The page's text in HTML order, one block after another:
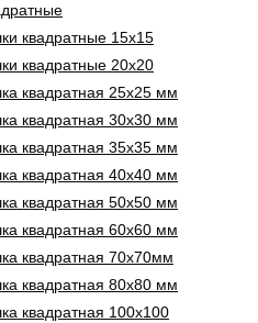
квадратные 15х15
квадратные 20х20
квадратная 25х25 мм
квадратная 30х30 мм
квадратная 35х35 мм
квадратная 40х40 мм
квадратная 50х50 мм
квадратная 60х60 мм
квадратная 70х70мм
квадратная 80х80 мм
квадратная 100х100